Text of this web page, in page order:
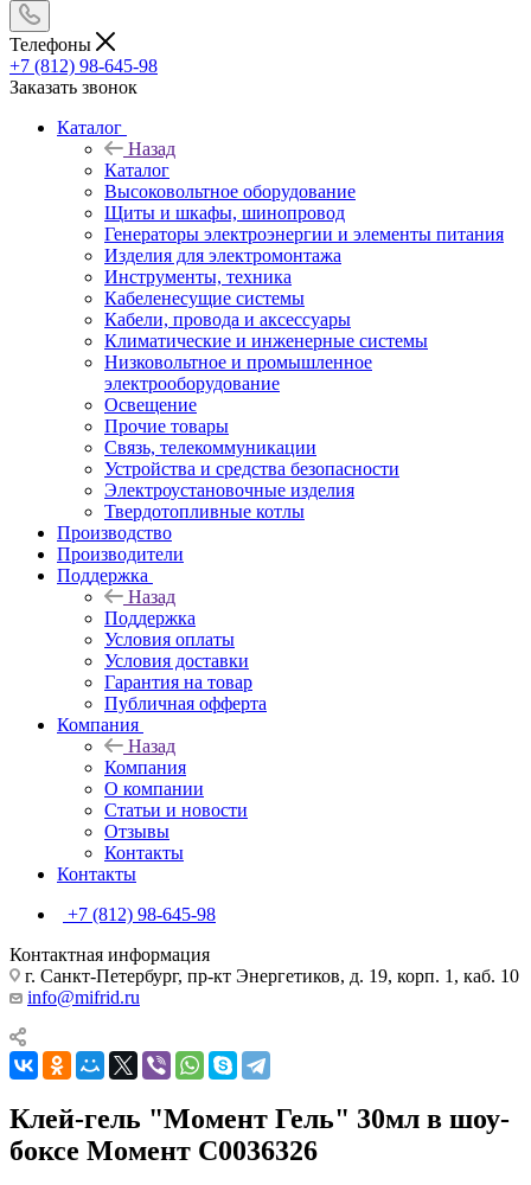
Телефоны
+7 (812) 98-645-98
Заказать звонок
Каталог
Назад
Каталог
Высоковольтное оборудование
Щиты и шкафы, шинопровод
Генераторы электроэнергии и элементы питания
Изделия для электромонтажа
Инструменты, техника
Кабеленесущие системы
Кабели, провода и аксессуары
Климатические и инженерные системы
Низковольтное и промышленное
электрооборудование
Освещение
Прочие товары
Связь, телекоммуникации
Устройства и средства безопасности
Электроустановочные изделия
Твердотопливные котлы
Производство
Производители
Поддержка
Назад
Поддержка
Условия оплаты
Условия доставки
Гарантия на товар
Публичная офферта
Компания
Назад
Компания
О компании
Статьи и новости
Отзывы
Контакты
Контакты
+7 (812) 98-645-98
Контактная информация
г. Санкт-Петербург, пр-кт Энергетиков, д. 19, корп. 1, каб. 10
info@mifrid.ru
Клей-гель "Момент Гель" 30мл в шоу-
боксе Момент C0036326